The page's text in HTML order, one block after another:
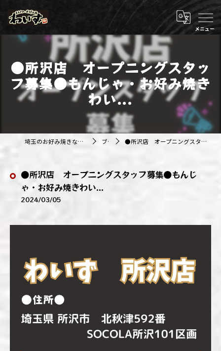
●所沢店 オープニングスタッ
フ募集●もんじゃ・お好み焼き
わい...
埼玉のお好み焼きなら株式会社アジルカンパニー ブログ ●所沢店 オープニングスタッフ募集●もんじゃ・お好み焼きわい...
●所沢店 オープニングスタッフ募集●もんじ
ゃ・お好み焼きわい...
2024/03/05